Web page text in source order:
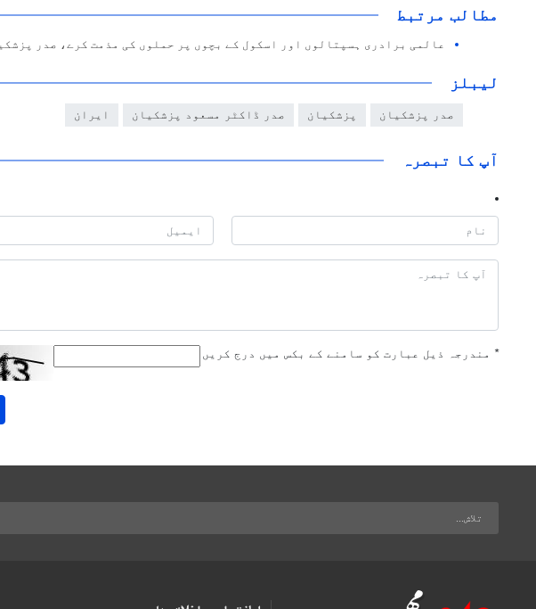
مطالب مرتبط
عالمی برادری ہسپتالوں اور اسکول کے بچوں پر حملوں کی مذمت کرے، صدر
لیبلز
صدر پزشکیان پزشکیان صدر ڈاکٹر مسعود پزشکیان ایران
آپ کا تبصرہ
* مندرجہ ذیل عبارت کو سامنے کے بکس میں درج کریں